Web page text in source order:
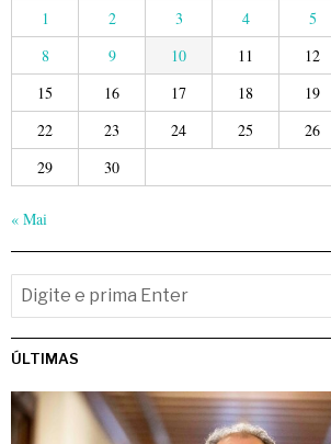
1 2 3 4 5
8
9 10 11 12
15
16 17 18 19
22
23 24 25 26
29
30
« Mai
ÚLTIMAS